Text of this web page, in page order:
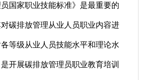
国家职业技能标准》是最重要的
碳排放管理从业人员职业内容进
等级从业人员技能水平和理论水
开展碳排放管理员职业教育培训